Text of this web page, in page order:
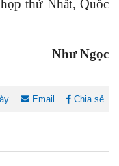
thứ Nhất, Quốc
Như Ngọc
Email Chia sẻ